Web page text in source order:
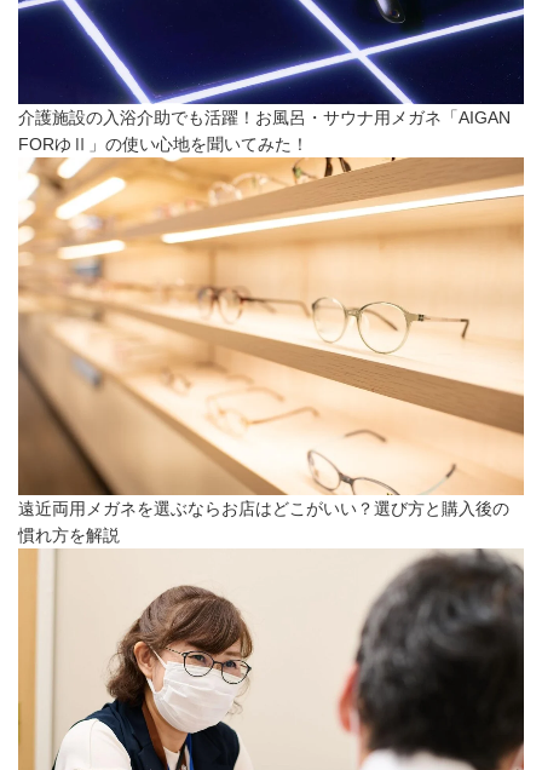
介護施設の入浴介助でも活躍！お風呂・サウナ用メガネ「AIGAN
FORゆⅡ」の使い心地を聞いてみた！
遠近両用メガネを選ぶならお店はどこがいい？選び方と購入後の
慣れ方を解説